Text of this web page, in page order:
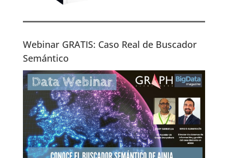
Webinar GRATIS: Caso Real de Buscador
Semántico